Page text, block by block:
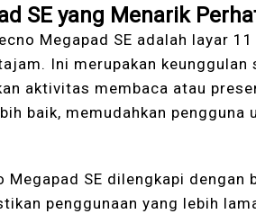
SE yang Menarik
Megapad SE adalah layar 11
Ini merupakan
aktivitas membaca atau
baik, memudahkan pengguna
SE dilengkapi dengan
penggunaan yang lebih